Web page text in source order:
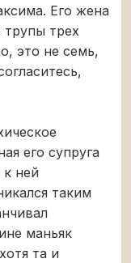
Его жена
трех
это не семь,
его супруга
к ней
таким
маньяк
та и